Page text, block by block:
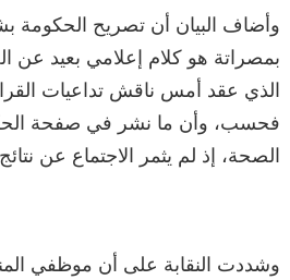
وأضاف البيان أن تصريح الحكومة
بمصراتة هو كلام إعلامي بعيد عن
الذي عقد أمس ناقش تداعيات
فحسب، وأن ما نشر في صفحة
الصحة، إذ لم يثمر الاجتماع عن
وشددت النقابة على أن موظفي